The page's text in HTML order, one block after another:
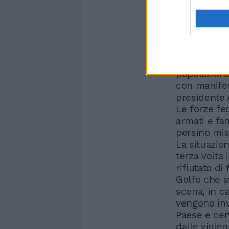
contro i
ultime ore
fuoco di
sembra
battaglia
Sadek al
con
presidente
Le forze
armati e
persino
La
terza volta
rifiutato di
Golfo che
scena, in
vengono
Paese e